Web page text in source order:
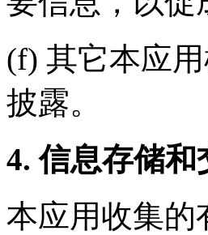
(f) 其它本应
披露。
4. 信息存储和
本应用收集的